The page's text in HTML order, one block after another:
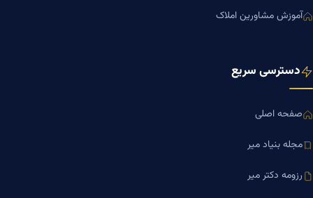
آموزش مشاورین املاک
دسترسی سریع
صفحه اصلی
مجله بنیاد میر
رزومه دکتر میر